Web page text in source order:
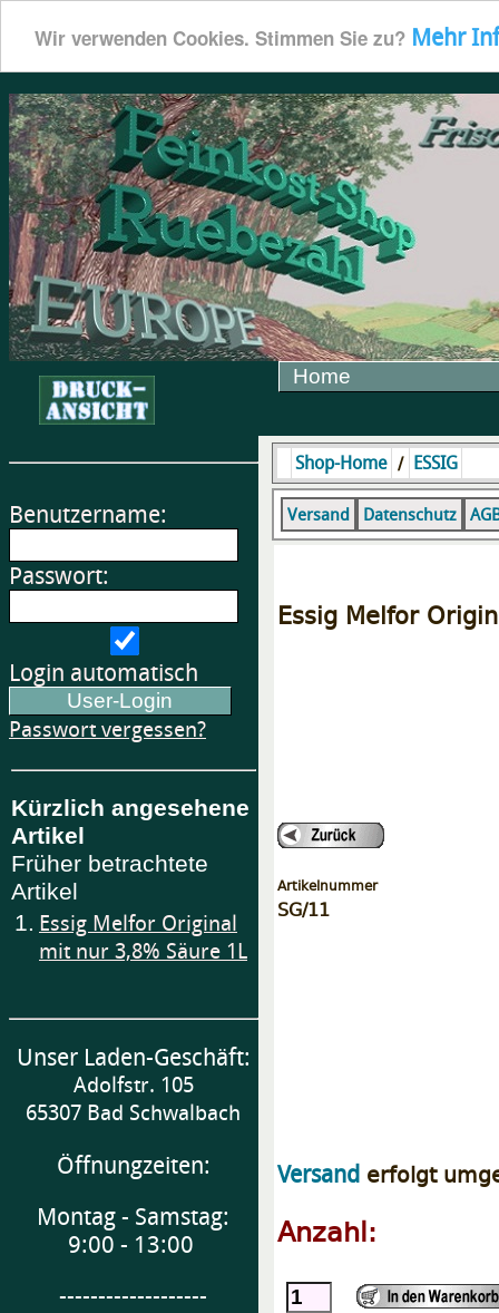
Wir verwenden Cookies. Stimmen Sie zu? Mehr
Home
Benutzername:
Passwort:
Login automatisch
Passwort vergessen?
Kürzlich angesehene
Artikel
Früher betrachtete
Artikel
1. Essig Melfor Original
mit nur 3,8% Säure 1L
Unser Laden-Geschäft:
Adolfstr. 105
65307 Bad Schwalbach
Öffnungzeiten:
Montag - Samstag:
9:00 - 13:00
-------------------
Shop-Home / ESSIG
Versand Datenschutz
Essig Melfor
Artikelnummer
SG/11
Versand erfolgt
Anzahl: